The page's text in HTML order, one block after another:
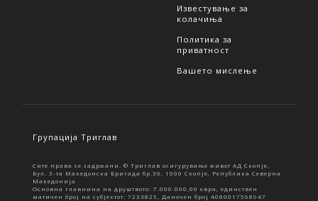
Известување за
колачиња
Политика за
приватност
Вашето мислење
Групација Триглав
Сите права се задржани. © Триглав осигурување живот АД Скопје,
Бул. 3-та Македонска Бригада бр.36, 1000 Скопје, Република Северна
Македонија
Основна главнина на друштвото: 7.000.000,00 евра, единствен
матичен број на субјектот: 7233825, Даночен број 4080017568947